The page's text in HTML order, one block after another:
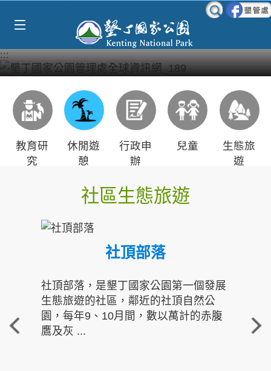
:::
教育研
究
休閒遊
憩
行政申
辦
兒童
生態旅
遊
社區生態旅遊
社頂部落
社頂部落，是墾丁國家公園第一個發展
生態旅遊的社區，鄰近的社頂自然公
園，每年9、10月間，數以萬計的赤腹
鷹及灰 ...
重
走進